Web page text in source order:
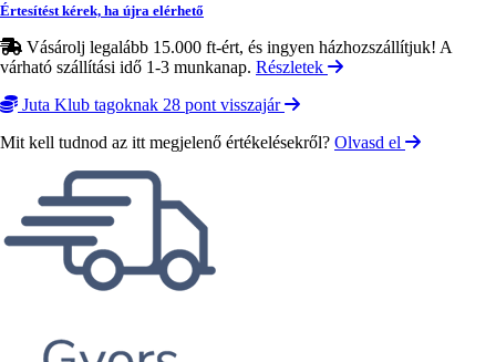
Értesítést kérek, ha újra elérhető
Vásárolj legalább 15.000 ft-ért, és ingyen házhozszállítjuk! A
várható szállítási idő 1-3 munkanap. Részletek
Juta Klub tagoknak 28 pont visszajár
Mit kell tudnod az itt megjelenő értékelésekről? Olvasd el